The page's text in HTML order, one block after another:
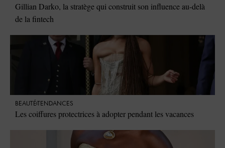
Gillian Darko, la stratège qui construit son influence au-delà
de la fintech
BEAUTÉTENDANCES
Les coiffures protectrices à adopter pendant les vacances